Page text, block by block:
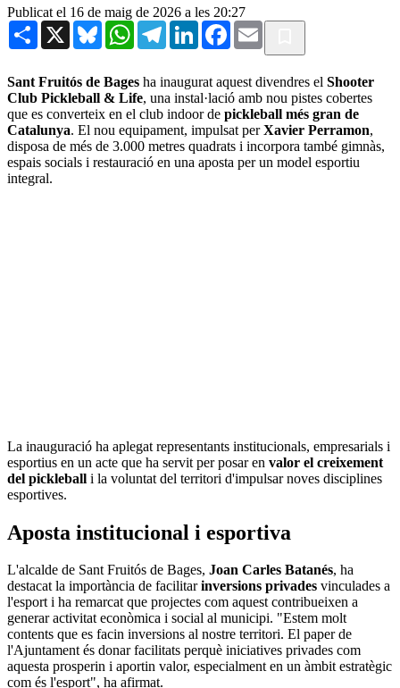
Publicat el 16 de maig de 2026 a les 20:27
Share X BlueskyWhatsAppTelegramLinkedInFacebook
Email
Sant Fruitós de Bages ha inaugurat aquest divendres el Shooter
Club Pickleball & Life, una instal·lació amb nou pistes cobertes
que es converteix en el club indoor de pickleball més gran de
Catalunya. El nou equipament, impulsat perXavier Perramon,
disposa de més de 3.000 metres quadrats i incorpora també gimnàs,
espais socials i restauració en una aposta per un model esportiu
integral.
La inauguració ha aplegat representants institucionals, empresarials i
esportius en un acte que ha servit per posar en valor el creixement
del pickleball i la voluntat del territori d'impulsar noves disciplines
esportives.
Aposta institucional i esportiva
L'alcalde de Sant Fruitós de Bages, Joan Carles Batanés, ha
destacat la importància de facilitarinversions privades vinculades a
l'esport i ha remarcat que projectes com aquest contribueixen a
generar activitat econòmica i social al municipi. "Estem molt
contents que es facin inversions al nostre territori. El paper de
l'Ajuntament és donar facilitats perquè iniciatives privades com
aquesta prosperin i aportin valor, especialment en un àmbit estratègic
com és l'esport", ha afirmat.